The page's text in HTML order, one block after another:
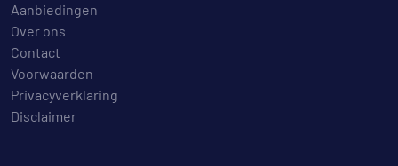
Aanbiedingen
Over ons
Contact
Voorwaarden
Privacyverklaring
Disclaimer